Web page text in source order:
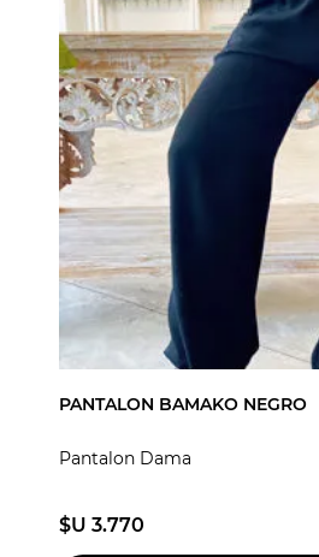
PANTALON BAMAKO NEGRO
Pantalon Dama
$U 3.770